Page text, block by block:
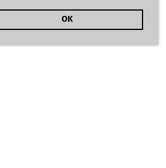
OK